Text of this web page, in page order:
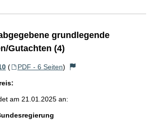
grundlegende
Gutachten (4)
( PDF - 6 Seiten)
am 21.01.2025 an: